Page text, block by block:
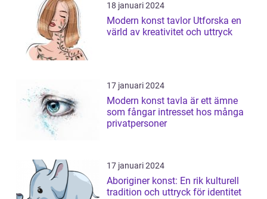
18 januari 2024
Modern konst tavlor Utforska en
värld av kreativitet och uttryck
17 januari 2024
Modern konst tavla är ett ämne
som fångar intresset hos många
privatpersoner
17 januari 2024
Aboriginer konst: En rik kulturell
tradition och uttryck för identitet